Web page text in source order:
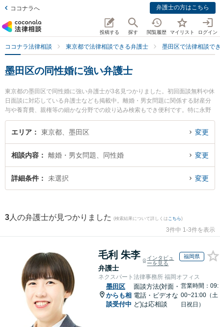
ココナラへ 弁護士の方はこちら
投稿する 探す 閲覧履歴 マイリスト ログイン
ココナラ法律相談 東京都で法律相談できる弁護士 墨田区で法律相談で
墨田区の同性婚に強い弁護士
東京都の墨田区で同性婚に強い弁護士が3名見つかりました。初回面談無料や休
日面談に対応している弁護士なども掲載中。離婚・男女問題に関係する財産分
与や養育費、親権等の細かな分野での絞り込み検索もでき便利です。特に永野
総合法律事務所の永野 達也弁護士や錦糸町法律事務所の古川 司弁護士、虎ノ門
法律経済事務所 錦糸町支店の丸山 智史弁護士のプロフィール情報や弁護士費
な近くの弁護士を検索したい』『初回相談無料で同性婚を法律相談できる墨田
区内の弁護士に相談予約したい』などでお困りの相談者さんにおすすめです。
エリア 東京都、墨田区 変更
相談内容 離婚・男女問題、同性婚 変更
詳細条件 未選択 変更
3 人の弁護士が見つかりました (検索結果について詳しくは こちら)
3件中 1-3件を表示
毛利 朱李
弁護士
インタビュ
ーを見る
福岡県
ネクスパート法律事務所 福岡オフィス
墨田区
からも相
談受付中
面談方法(対面・
電話・ビデオな
ど)は応相談
営業時間：09:
00~21:00（土
日祝日）